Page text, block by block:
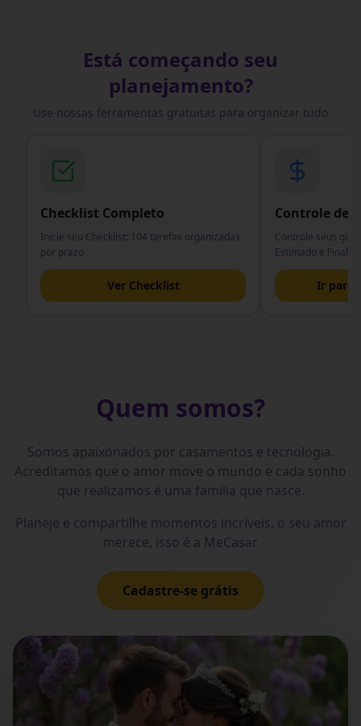
Está começando seu
planejamento?
Use nossas ferramentas gratuitas para organizar tudo
Checklist Completo
Inicie seu Checklist: 104 tarefas organizadas
por prazo
Ver Checklist
Controle de
Controle seus
Estimado e Final
Ir para
Quem somos?
Somos apaixonados por casamentos e tecnologia.
Acreditamos que o amor move o mundo e cada sonho
que realizamos é uma família que nasce.
Planeje e compartilhe momentos incríveis, o seu amor
merece, isso é a MeCasar
Cadastre-se grátis